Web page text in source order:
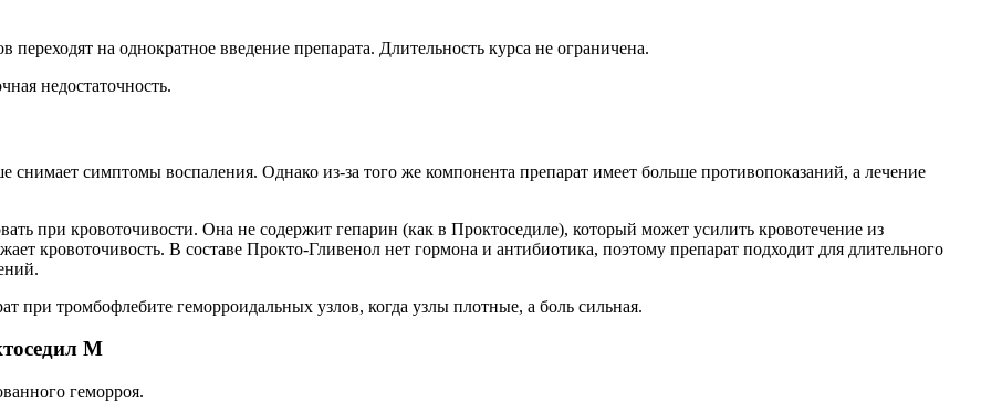
на однократное введение препарата. Длительность курса не ограничена.
недостаточность.
снимает симптомы воспаления. Однако из-за того же компонента препарат имеет больше противопоказаний, а лечение
при кровоточивости. Она не содержит гепарин (как в Проктоседиле), который может усилить кровотечение из
кровоточивость. В составе Прокто-Гливенол нет гормона и антибиотика, поэтому препарат подходит для длительного
при тромбофлебите геморроидальных узлов, когда узлы плотные, а боль сильная.
М
геморроя.